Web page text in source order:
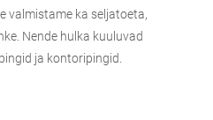
valmistame ka seljatoeta,
Nende hulka kuuluvad
ja kontoripingid.